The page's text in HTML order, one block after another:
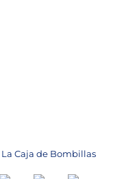
La Caja de Bombillas